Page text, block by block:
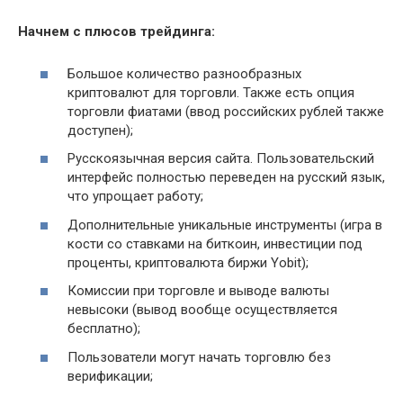
Начнем с плюсов трейдинга:
Большое количество разнообразных
криптовалют для торговли. Также есть опция
торговли фиатами (ввод российских рублей также
доступен);
Русскоязычная версия сайта. Пользовательский
интерфейс полностью переведен на русский язык,
что упрощает работу;
Дополнительные уникальные инструменты (игра в
кости со ставками на биткоин, инвестиции под
проценты, криптовалюта биржи Yobit);
Комиссии при торговле и выводе валюты
невысоки (вывод вообще осуществляется
бесплатно);
Пользователи могут начать торговлю без
верификации;